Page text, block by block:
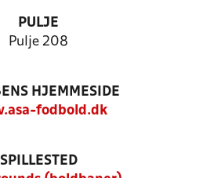
PULJE
Pulje 208
HJEMMESIDE
fodbold.dk
SPILLESTED